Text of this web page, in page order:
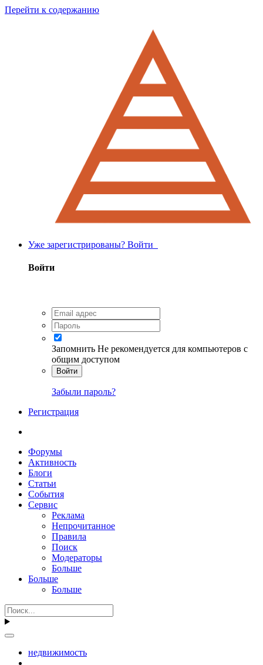
Перейти к содержанию
Уже зарегистрированы? Войти
Войти
Запомнить Не рекомендуется для компьютеров с
общим доступом
Войти
Забыли пароль?
Регистрация
Форумы
Активность
Блоги
Статьи
События
Сервис
Реклама
Непрочитанное
Правила
Поиск
Модераторы
Больше
Больше
Больше
недвижимость